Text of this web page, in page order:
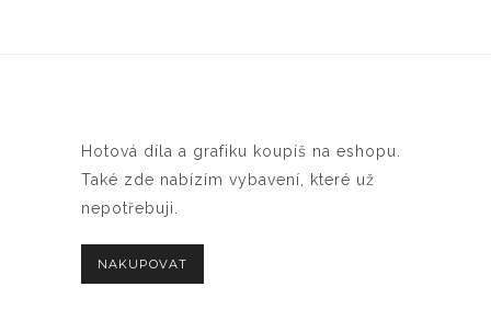
Hotová díla a grafiku koupíš na eshopu.
Také zde nabízím vybavení, které už
nepotřebuji.
NAKUPOVAT